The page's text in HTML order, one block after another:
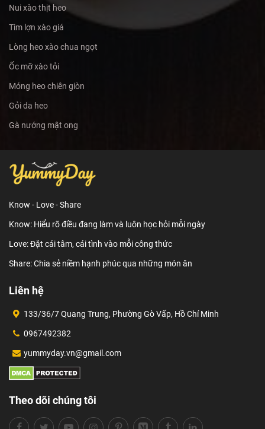
Nui xào thịt heo
Tim lợn xào giá
Lòng heo xào chua ngọt
Ốc mỡ xào tỏi
Móng heo chiên giòn
Gỏi da heo
Gà nướng mật ong
Know - Love - Share
Know: Hiểu rõ điều đang làm và luôn học hỏi mỗi ngày
Love: Đặt cái tâm, cái tình vào mỗi công thức
Share: Chia sẻ niềm hạnh phúc qua những món ăn
Liên hệ
133/36/7 Quang Trung, Phường Gò Vấp, Hồ Chí Minh
0967492382
yummyday.vn@gmail.com
Theo dõi chúng tôi